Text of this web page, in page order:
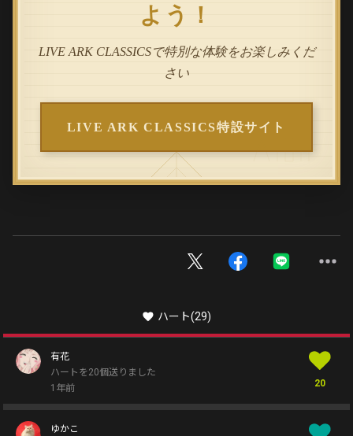
よう！
LIVE ARK CLASSICSで特別な体験をお楽しみくだ
さい
LIVE ARK CLASSICS特設サイト
ハート(29)
有花
ハートを20個送りました
1年前
20
ゆかこ